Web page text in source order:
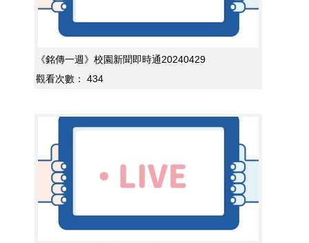
《銘傳一週》校園新聞即時通20240429
觀看次數：
434